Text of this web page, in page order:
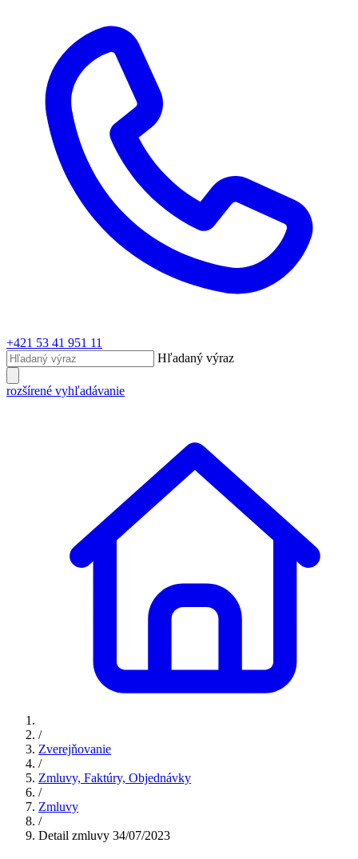
+421 53 41 951 11
Hľadaný výraz
rozšírené vyhľadávanie
/
Zverejňovanie
/
Zmluvy, Faktúry, Objednávky
/
Zmluvy
/
Detail zmluvy 34/07/2023